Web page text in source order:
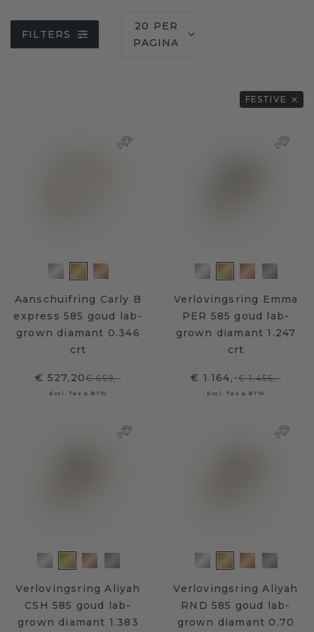
FILTERS
20 PER
PAGINA
FESTIVE
Aanschuifring Carly B
express 585 goud lab-
grown diamant 0.346
crt
€ 527,20€ 659,-
Excl. Tax & BTW
Verlovingsring Emma
PER 585 goud lab-
grown diamant 1.247
crt
€ 1.164,-€ 1.455,-
Excl. Tax & BTW
Verlovingsring Aliyah
CSH 585 goud lab-
grown diamant 1.383
Verlovingsring Aliyah
RND 585 goud lab-
grown diamant 0.70